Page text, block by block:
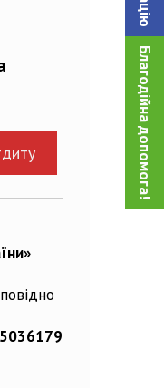
Благодійна допомога!